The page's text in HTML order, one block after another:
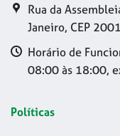
Rua da
Janeiro, CEP
Horário de
08:00 às 18:00,
Políticas